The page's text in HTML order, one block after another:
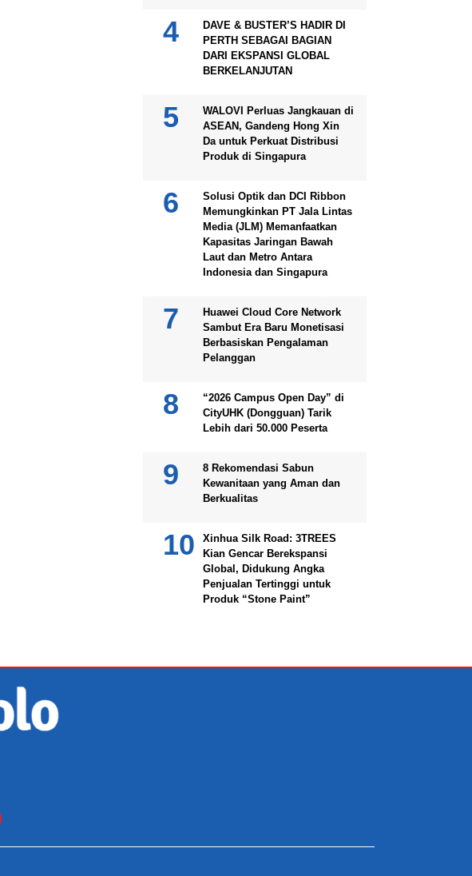
DAVE & BUSTER’S HADIR DI
PERTH SEBAGAI BAGIAN
DARI EKSPANSI GLOBAL
BERKELANJUTAN
WALOVI Perluas Jangkauan di
ASEAN, Gandeng Hong Xin
Da untuk Perkuat Distribusi
Produk di Singapura
Solusi Optik dan DCI Ribbon
Memungkinkan PT Jala Lintas
Media (JLM) Memanfaatkan
Kapasitas Jaringan Bawah
Laut dan Metro Antara
Indonesia dan Singapura
Huawei Cloud Core Network
Sambut Era Baru Monetisasi
Berbasiskan Pengalaman
Pelanggan
“2026 Campus Open Day” di
CityUHK (Dongguan) Tarik
Lebih dari 50.000 Peserta
8 Rekomendasi Sabun
Kewanitaan yang Aman dan
Berkualitas
Xinhua Silk Road: 3TREES
Kian Gencar Berekspansi
Global, Didukung Angka
Penjualan Tertinggi untuk
Produk “Stone Paint”